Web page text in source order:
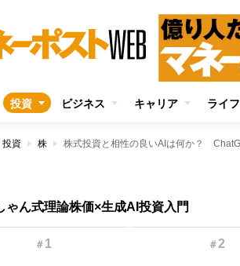
投資 ビジネス キャリア ライフ
投資 株
ゃん式理論株価×生成AI投資入門
＃ 1 ＃2